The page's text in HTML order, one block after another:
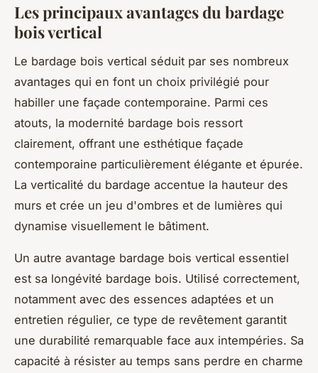
Les principaux avantages du bardage
bois vertical
Le bardage bois vertical séduit par ses nombreux
avantages qui en font un choix privilégié pour
habiller une façade contemporaine. Parmi ces
atouts, la modernité bardage bois ressort
clairement, offrant une esthétique façade
contemporaine particulièrement élégante et épurée.
La verticalité du bardage accentue la hauteur des
murs et crée un jeu d'ombres et de lumières qui
dynamise visuellement le bâtiment.
Un autre avantage bardage bois vertical essentiel
est sa longévité bardage bois. Utilisé correctement,
notamment avec des essences adaptées et un
entretien régulier, ce type de revêtement garantit
une durabilité remarquable face aux intempéries. Sa
capacité à résister au temps sans perdre en charme